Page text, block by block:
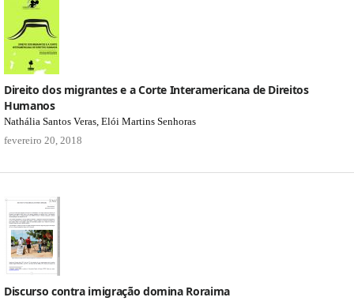
Direito dos migrantes e a Corte Interamericana de Direitos
Humanos
Nathália Santos Veras, Elói Martins Senhoras
fevereiro 20, 2018
Discurso contra imigração domina Roraima